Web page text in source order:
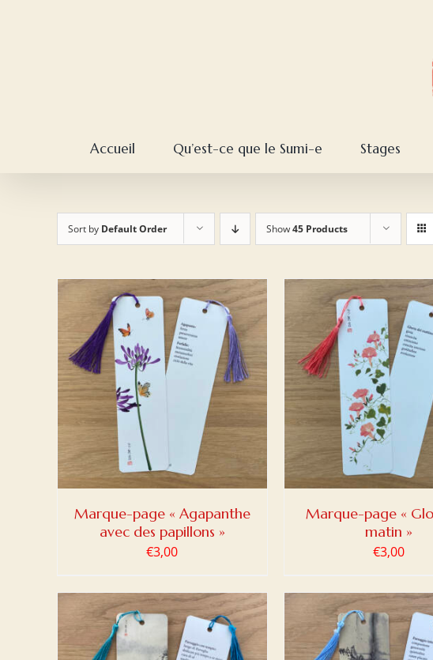
Accueil Qu’est-ce que le Sumi-e Stages
Sort by Default Order Show45 Products
Marque-page « Agapanthe
avec des papillons »
€3,00
AJOUTER AU PANIER DETAILS
Marque-page «
matin »
€3,00
AJOUTER AU PANIER